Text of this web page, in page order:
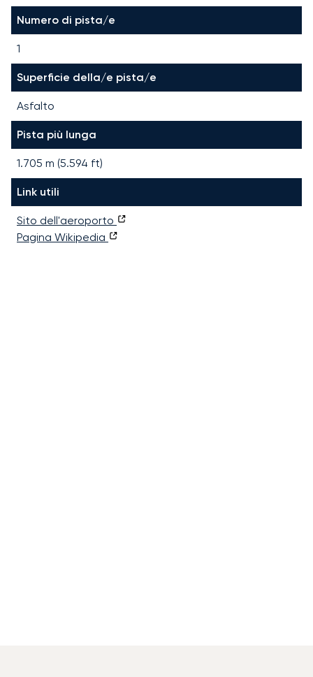
Numero di pista/e
1
Superficie della/e pista/e
Asfalto
Pista più lunga
1.705 m (5.594 ft)
Link utili
Sito dell'aeroporto
Pagina Wikipedia